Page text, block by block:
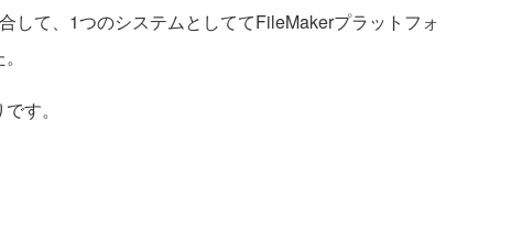
して、1つのシステムとしててFileMakerプラットフォ
す。